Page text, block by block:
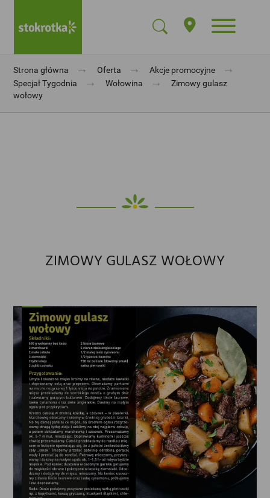
Strona główna → Oferta → Akcje promocyjne →
Specjał Tygodnia → Wołowina →
Zimowy gulasz
wołowy
ZIMOWY GULASZ WOŁOWY